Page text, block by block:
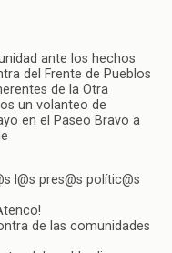
ante los hechos
del Frente de Pueblos
de la Otra
un volanteo de
en el Paseo Bravo a
l@s pres@s polític@s
de las comunidades